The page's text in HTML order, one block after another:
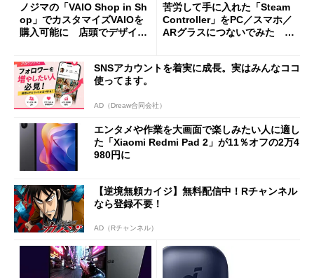
ノジマの「VAIO Shop in Sh
op」でカスタマイズVAIOを
購入可能に 店頭でデザイン
苦労して手に入れた「Steam
Controller」をPC／スマホ／
ARグラスにつないでみた ゲ
SNSアカウントを着実に成長。実はみんなココ
使ってます。
AD（Dreaw合同会社）
エンタメや作業を大画面で楽しみたい人に適し
た「Xiaomi Redmi Pad 2」が11％オフの2万4
980円に
【逆境無頼カイジ】無料配信中！Rチャンネル
なら登録不要！
AD（Rチャンネル）